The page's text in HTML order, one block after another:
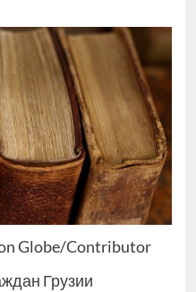
Globe/Contributor
Грузии